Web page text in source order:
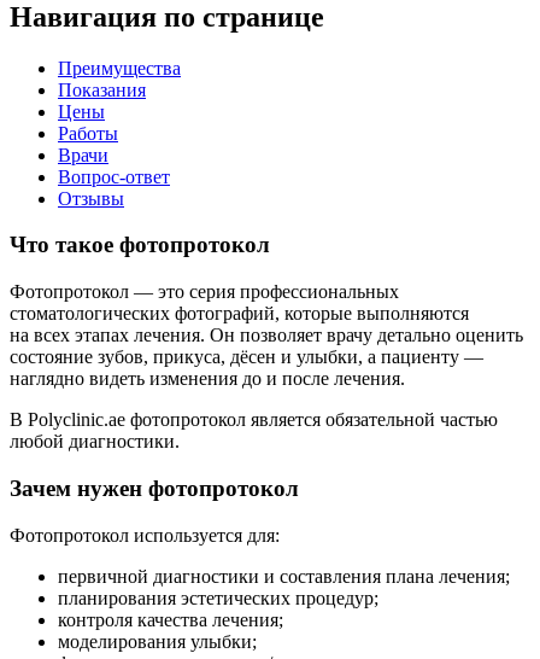
Навигация по странице
Преимущества
Показания
Цены
Работы
Врачи
Вопрос-ответ
Отзывы
Что такое фотопротокол
Фотопротокол — это серия профессиональных
стоматологических фотографий, которые выполняются
на всех этапах лечения. Он позволяет врачу детально оценить
состояние зубов, прикуса, дёсен и улыбки, а пациенту —
наглядно видеть изменения до и после лечения.
В Polyclinic.ae фотопротокол является обязательной частью
любой диагностики.
Зачем нужен фотопротокол
Фотопротокол используется для:
первичной диагностики и составления плана лечения;
планирования эстетических процедур;
контроля качества лечения;
моделирования улыбки;